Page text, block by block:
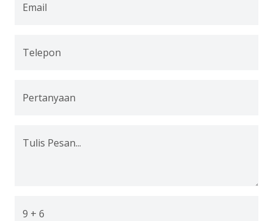
Email
Telepon
Pertanyaan
Tulis Pesan...
9 + 6